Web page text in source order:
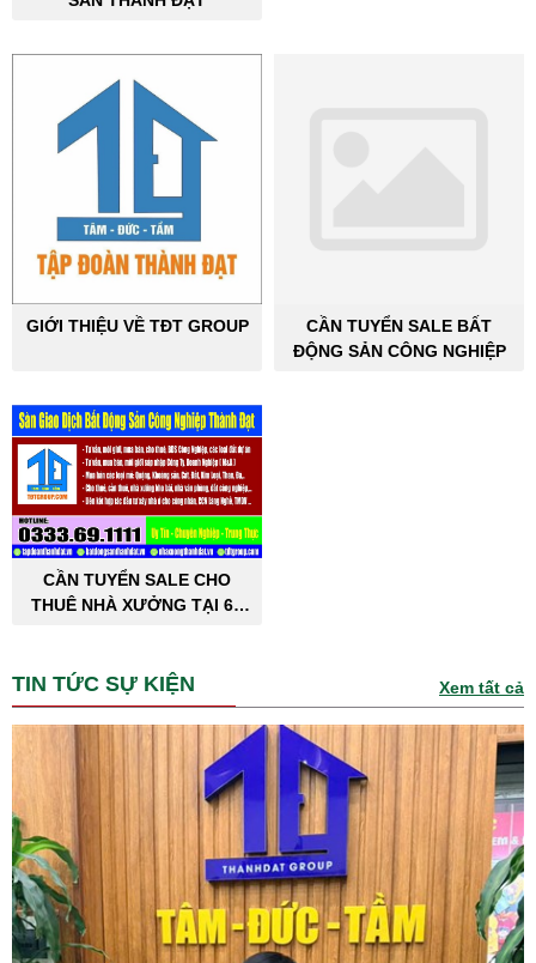
GIỚI THIỆU VỀ TĐT GROUP
CẦN TUYỂN SALE BẤT
ĐỘNG SẢN CÔNG NGHIỆP
CẦN TUYỂN SALE CHO
THUÊ NHÀ XƯỞNG TẠI 63
TIN TỨC SỰ KIỆN Xem tất cả